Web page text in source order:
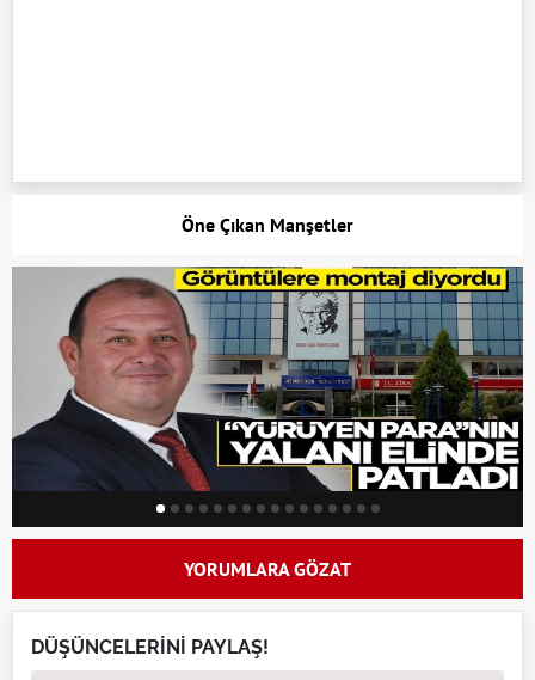
Öne Çıkan Manşetler
YORUMLARA GÖZAT
DÜŞÜNCELERİNİ PAYLAŞ!